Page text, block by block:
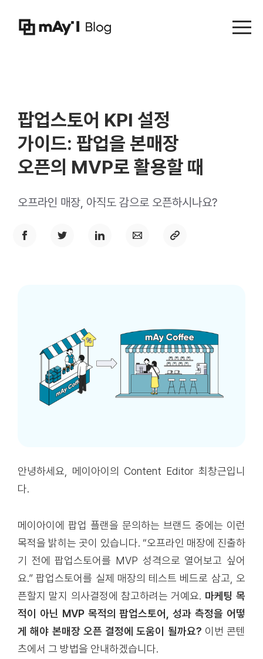
Menu
팝업스토어 KPI 설정
가이드: 팝업을 본매장
오픈의 MVP로 활용할 때
오프라인 매장, 아직도 감으로 오픈하시나요?
안녕하세요, 메이아이의 Content Editor 최창근입니
다.
메이아이에 팝업 플랜을 문의하는 브랜드 중에는 이런
목적을 밝히는 곳이 있습니다. “오프라인 매장에 진출하
기 전에 팝업스토어를 MVP 성격으로 열어보고 싶어
요.” 팝업스토어를 실제 매장의 테스트 베드로 삼고, 오
픈할지 말지 의사결정에 참고하려는 거예요. 마케팅 목
적이 아닌 MVP 목적의 팝업스토어, 성과 측정을 어떻
게 해야 본매장 오픈 결정에 도움이 될까요? 이번 콘텐
츠에서 그 방법을 안내하겠습니다.